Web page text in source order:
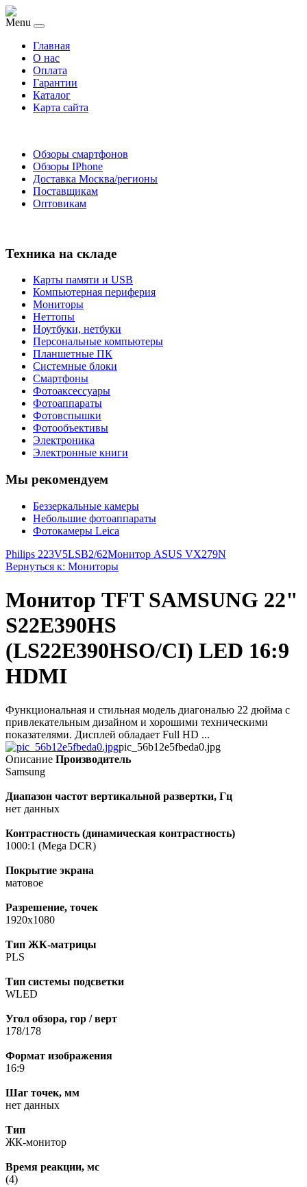
Menu
Главная
O нас
Оплата
Гарантии
Каталог
Карта сайта
Обзоры смартфонов
Обзоры IPhone
Доставка Москва/регионы
Поставщикам
Оптовикам
Техника на складе
Карты памяти и USB
Компьютерная периферия
Мониторы
Неттопы
Ноутбуки, нетбуки
Персональные компьютеры
Планшетные ПК
Системные блоки
Смартфоны
Фотоаксессуары
Фотоаппараты
Фотовспышки
Фотообъективы
Электроника
Электронные книги
Мы рекомендуем
Беззеркальные камеры
Небольшие фотоаппараты
Фотокамеры Leica
Philips 223V5LSB2/62Монитор ASUS VX279N
Вернуться к: Мониторы
Монитор TFT SAMSUNG 22"
S22E390HS
(LS22E390HSO/CI) LED 16:9
HDMI
Функциональная и стильная модель диагональю 22 дюйма с
привлекательным дизайном и хорошими техническими
показателями. Дисплей обладает Full HD ...
pic_56b12e5fbeda0.jpg
Описание Производитель
Samsung
Диапазон частот вертикальной развертки, Гц
нет данных
Контрастность (динамическая контрастность)
1000:1 (Mega DCR)
Покрытие экрана
матовое
Разрешение, точек
1920x1080
Тип ЖК-матрицы
PLS
Тип системы подсветки
WLED
Угол обзора, гор / верт
178/178
Формат изображения
16:9
Шаг точек, мм
нет данных
Тип
ЖК-мoнитoр
Время реакции, мс
(4)